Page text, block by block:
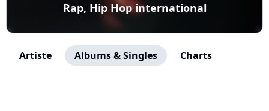
Rap, Hip Hop international
Artiste Albums & Singles Charts